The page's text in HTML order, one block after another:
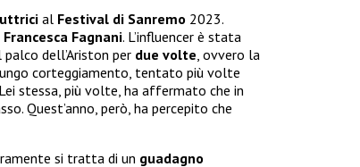
al Festival di Sanremo 2023.
Francesca Fagnani. L’influencer è stata
dell’Ariston per due volte, ovvero la
corteggiamento, tentato più volte
stessa, più volte, ha affermato che in
Quest’anno, però, ha percepito che
si tratta di un guadagno